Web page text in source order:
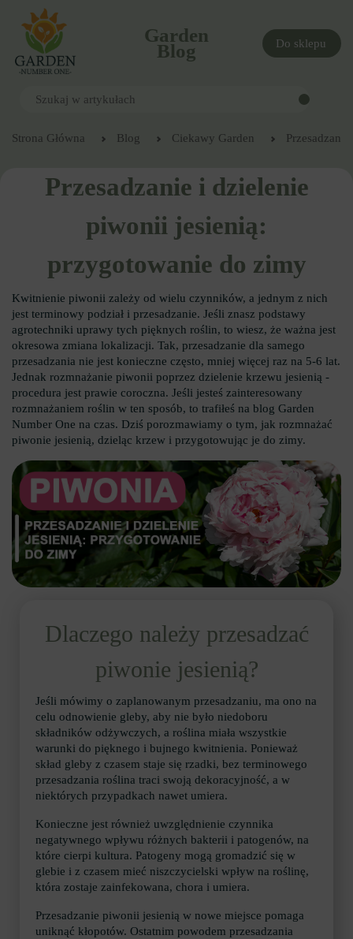
Garden
Blog Do sklepu
Strona Główna Blog Ciekawy Garden
Przesadzanie i dzielenie
piwonii jesienią:
przygotowanie do zimy
Kwitnienie piwonii zależy od wielu czynników, a jednym z nich
jest terminowy podział i przesadzanie. Jeśli znasz podstawy
agrotechniki uprawy tych pięknych roślin, to wiesz, że ważna jest
okresowa zmiana lokalizacji. Tak, przesadzanie dla samego
przesadzania nie jest konieczne często, mniej więcej raz na 5-6 lat.
Jednak rozmnażanie piwonii poprzez dzielenie krzewu jesienią -
procedura jest prawie coroczna. Jeśli jesteś zainteresowany
rozmnażaniem roślin w ten sposób, to trafiłeś na blog Garden
Number One na czas. Dziś porozmawiamy o tym, jak rozmnażać
piwonie jesienią, dzieląc krzew i przygotowując je do zimy.
Dlaczego należy przesadzać
piwonie jesienią?
Jeśli mówimy o zaplanowanym przesadzaniu, ma ono na
celu odnowienie gleby, aby nie było niedoboru
składników odżywczych, a roślina miała wszystkie
warunki do pięknego i bujnego kwitnienia. Ponieważ
skład gleby z czasem staje się rzadki, bez terminowego
przesadzania roślina traci swoją dekoracyjność, a w
niektórych przypadkach nawet umiera.
Konieczne jest również uwzględnienie czynnika
negatywnego wpływu różnych bakterii i patogenów, na
które cierpi kultura. Patogeny mogą gromadzić się w
glebie i z czasem mieć niszczycielski wpływ na roślinę,
która zostaje zainfekowana, chora i umiera.
Przesadzanie piwonii jesienią w nowe miejsce pomaga
uniknąć kłopotów. Ostatnim powodem przesadzania